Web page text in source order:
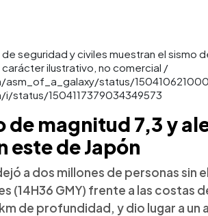
seguridad y civiles muestran el sismo
ilustrativo, no comercial /
status/
status/1504117379034349573
de magnitud 7,3 y
este de Japón
a dos millones de personas
(14H36 GMY) frente a las costas
de profundidad, y dio lugar a un